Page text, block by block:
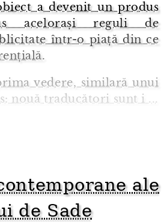
a devenit un produs
acelorași reguli de
într-o piață din ce
vedere, similară unui
nouă traducători sunt i ...
ale
de Sade